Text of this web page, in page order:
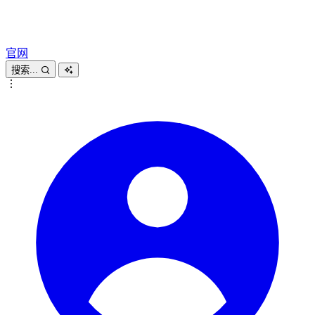
官网
搜索...